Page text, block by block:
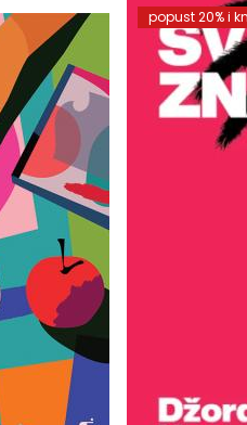
popust 20% i